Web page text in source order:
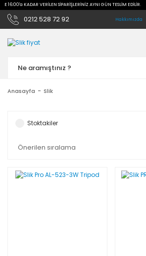
16:00'a KADAR VERİLEN SİPARİŞLERİNİZ AYNI GÜN TESLİM EDİLİR.
0212 528 72 92 Hakkımızda
Anasayfa Slik
Stoktakiler